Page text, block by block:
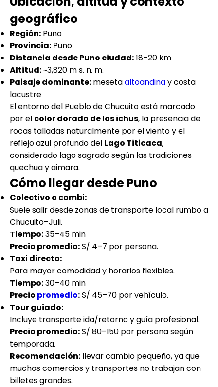
geográfico
Región: Puno
Provincia: Puno
Distancia desde Puno ciudad:18–20 km
Altitud:~3,820 m s. n. m.
Paisaje dominante: mesetaaltoandinay costa
lacustre
El entorno del Pueblo de Chucuito está marcado
por el color dorado de los ichus, la presencia de
rocas talladas naturalmente por el viento y el
reflejo azul profundo del Lago Titicaca,
considerado lago sagrado según las tradiciones
quechua y aimara.
Cómo llegar desde Puno
Colectivo o combi:
Suele salir desde zonas de transporte local rumbo a
Chucuito–Juli.
Tiempo:35–45 min
Precio promedio:S/ 4–7 por persona.
Taxi directo:
Para mayor comodidad y horarios flexibles.
Tiempo:30–40 min
Precio promedio:S/ 45–70 por vehículo.
Tour guiado:
Incluye transporte ida/retorno y guía profesional.
Precio promedio:S/ 80–150 por persona según
temporada.
Recomendación: llevar cambio pequeño, ya que
muchos comercios y transportes no trabajan con
billetes grandes.